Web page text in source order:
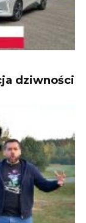
dziwności